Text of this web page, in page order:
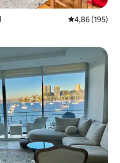
4,86 av 5 i
4,86 (195)